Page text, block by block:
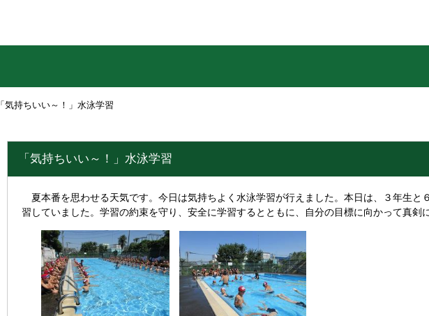
「気持ちいい～！」水泳学習
「気持ちいい～！」水泳学習
夏本番を思わせる天気です。今日は気持ちよく水泳学習が行えました。本日は、３年生と
習していました。学習の約束を守り、安全に学習するとともに、自分の目標に向かって真剣